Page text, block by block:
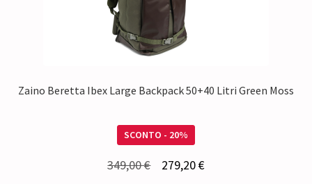
Zaino Beretta Ibex Large Backpack 50+40 Litri Green Moss
SCONTO - 20%
349,00€ 279,20€Il